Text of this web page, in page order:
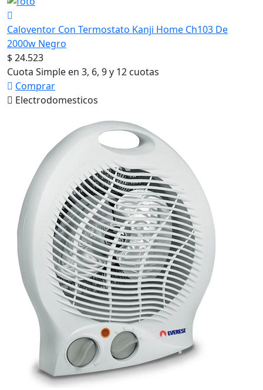
Caloventor Con Termostato Kanji Home Ch103 De
2000w Negro
$ 24.523
Cuota Simple en 3, 6, 9 y 12 cuotas
Comprar
Electrodomesticos